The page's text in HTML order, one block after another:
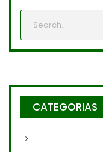
CATEGORIAS